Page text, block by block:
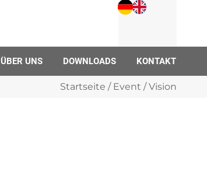
ÜBER UNS DOWNLOADS KONTAKT
Startseite / Event / Vision